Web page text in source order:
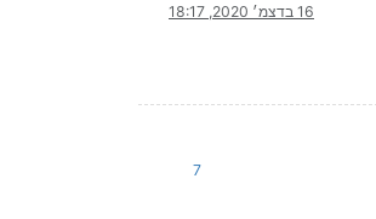
16 בדצמ׳ 2020, 18:17
7